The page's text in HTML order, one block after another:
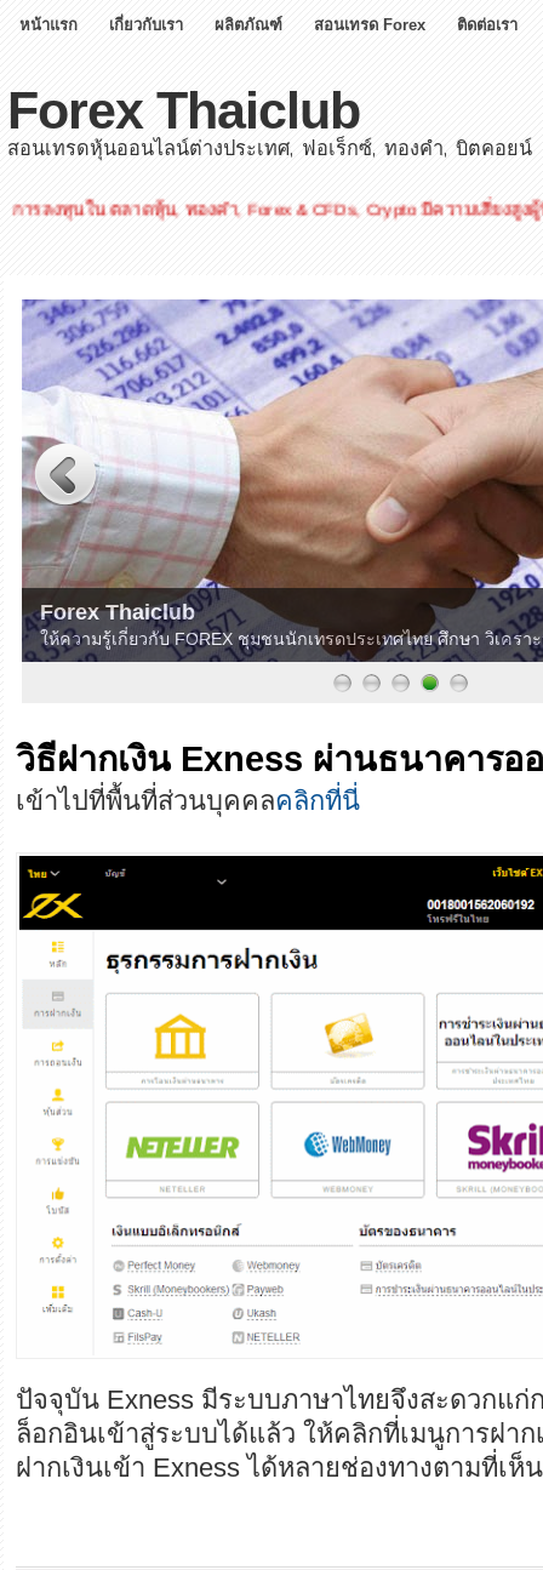
หน้าแรก เกี่ยวกับเรา ผลิตภัณฑ์ สอนเทรด Forex ติดต่อเรา
Forex Thaiclub
สอนเทรดหุ้นออนไลน์ต่างประเทศ, ฟอเร็กซ์, ทองคำ, บิตคอยน์
นใน ตลาดหุ้น, ทองคำ, Forex & CFDs, Crypto มีความเสี่ยงสูงผู้ที่สนใ
Forex Thaiclub
ให้ความรู้เกี่ยวกับ FOREX ชุมชนนักเทรดประเทศไทย ศึกษา วิเคร
วิธีฝากเงิน Exness ผ่านธนาคารอ
เข้าไปที่พื้นที่ส่วนบุคคลคลิกที่นี่
ปัจจุบัน Exness มีระบบภาษาไทยจึงสะดวกแก่
ล็อกอินเข้าสู่ระบบได้แล้ว ให้คลิกที่เมนูการฝา
ฝากเงินเข้า Exness ได้หลายช่องทางตามที่เห็